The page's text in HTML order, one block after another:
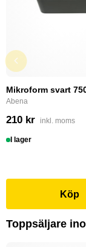
Mikroform svart
Abena
210 kr inkl. moms
I lager
Köp
Toppsäljare